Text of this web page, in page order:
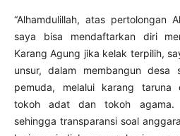
“Alhamdulillah, atas pertolongan
saya bisa mendaftarkan diri
Karang Agung jika kelak terpilih,
unsur, dalam membangun desa
pemuda, melalui karang taruna
tokoh adat dan tokoh agama.
sehingga transparansi soal